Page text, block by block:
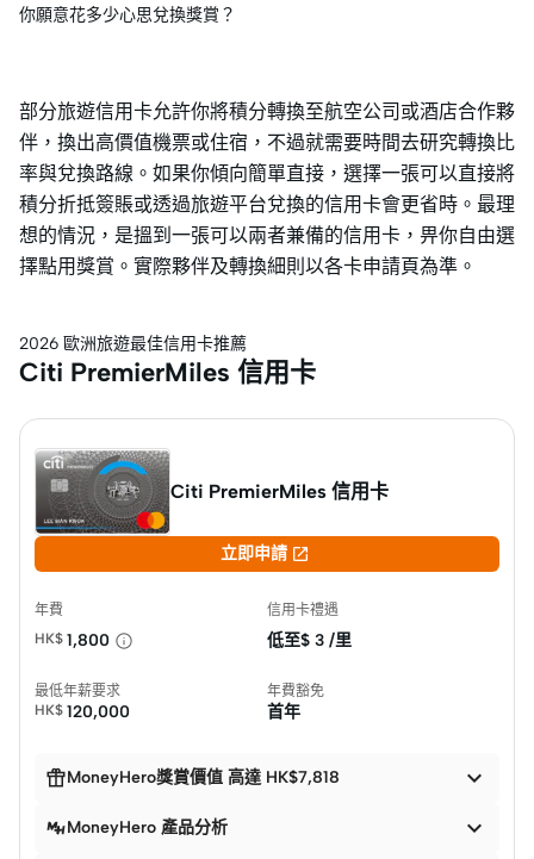
你願意花多少心思兌換獎賞？
部分旅遊信用卡允許你將積分轉換至航空公司或酒店合作夥
伴，換出高價值機票或住宿，不過就需要時間去研究轉換比
率與兌換路線。如果你傾向簡單直接，選擇一張可以直接將
積分折抵簽賬或透過旅遊平台兌換的信用卡會更省時。最理
想的情況，是搵到一張可以兩者兼備的信用卡，畀你自由選
擇點用獎賞。實際夥伴及轉換細則以各卡申請頁為準。
2026 歐洲旅遊最佳信用卡推薦
Citi PremierMiles 信用卡
Citi PremierMiles 信用卡
立即申請 
年費
HK$ 1,800
信用卡禮遇
低至$ 3 /里
最低年薪要求
HK$ 120,000
年費豁免
首年
MoneyHero獎賞價值 高達 HK$7,818 
MoneyHero 產品分析 